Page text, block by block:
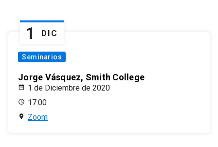
1 DIC
Seminarios
Jorge Vásquez, Smith College
1 de Diciembre de 2020
17:00
Zoom